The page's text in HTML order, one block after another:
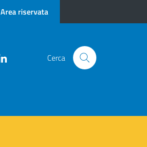
Area riservata
Cerca